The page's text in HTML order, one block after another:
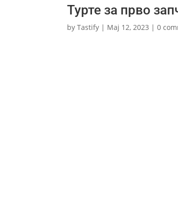
Турте за прво
byTastify | Мај 12, 2023 |0